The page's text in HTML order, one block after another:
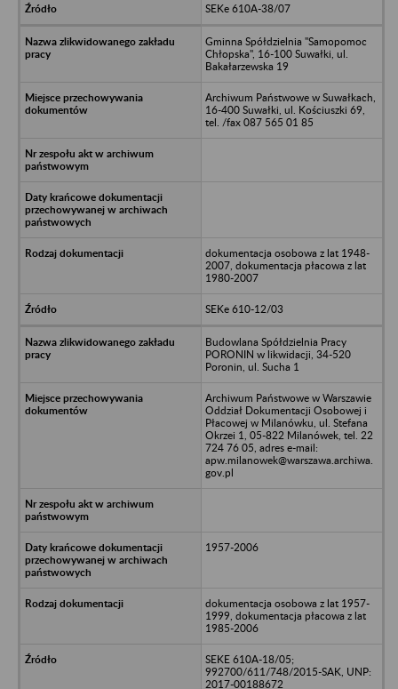
SEKe 610A-38/07
Gminna Spółdzielnia "Samopomoc
Chłopska", 16-100 Suwałki, ul.
Bakałarzewska 19
Archiwum Państwowe w Suwałkach,
16-400 Suwałki, ul. Kościuszki 69,
tel. /fax 087 565 01 85
dokumentacja osobowa z lat 1948-
2007, dokumentacja płacowa z lat
1980-2007
SEKe 610-12/03
Budowlana Spółdzielnia Pracy
PORONIN w likwidacji, 34-520
Poronin, ul. Sucha 1
Archiwum Państwowe w Warszawie
Oddział Dokumentacji Osobowej i
Płacowej w Milanówku, ul. Stefana
Okrzei 1, 05-822 Milanówek, tel. 22
724 76 05, adres e-mail:
apw.milanowek@warszawa.archiwa.
gov.pl
1957-2006
dokumentacja osobowa z lat 1957-
1999, dokumentacja płacowa z lat
1985-2006
SEKE 610A-18/05;
992700/611/748/2015-SAK, UNP:
2017-00188672